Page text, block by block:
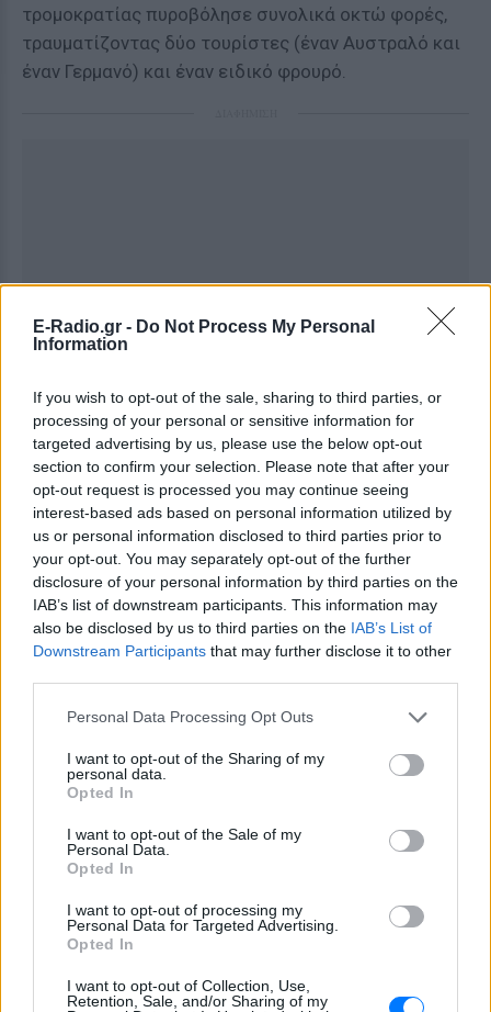
E-Radio.gr - Do Not Process My Personal
Information
If you wish to opt-out of the sale, sharing to third parties, or
processing of your personal or sensitive information for
targeted advertising by us, please use the below opt-out
section to confirm your selection. Please note that after your
opt-out request is processed you may continue seeing
interest-based ads based on personal information utilized by
us or personal information disclosed to third parties prior to
your opt-out. You may separately opt-out of the further
disclosure of your personal information by third parties on the
IAB’s list of downstream participants. This information may
also be disclosed by us to third parties on the IAB’s List of
Downstream Participants that may further disclose it to other
Personal Data Processing Opt Outs
I want to opt-out of the Sharing of my
personal data.
Opted In
I want to opt-out of the Sale of my
Personal Data.
Opted In
I want to opt-out of processing my
Personal Data for Targeted Advertising.
Opted In
I want to opt-out of Collection, Use,
Retention, Sale, and/or Sharing of my
τρομοκρατίας πυροβόλησε συνολικά οκτώ φορές,
τραυματίζοντας δύο τουρίστες (έναν Αυστραλό και
έναν Γερμανό) και έναν ειδικό φρουρό.
Ακολουθήστε το E-Radio.gr στοGoogle News
και μάθετε πρώτοιτα πιο hot νέα
Για ακόμη περισσότερανέα, μπείτε στηνροή
ειδήσεωντου E-Daily.gr
Ακολουθήστε το E-Radio.gr και στο Instagram